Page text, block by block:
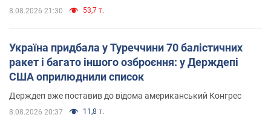
8.08.2026 21:30 53,7 т.
Україна придбала у Туреччини 70 балістичних
ракет і багато іншого озброєння: у Держдепі
США оприлюднили список
Держдеп вже поставив до відома американський Конгрес
8.08.2026 20:37 11,8 т.